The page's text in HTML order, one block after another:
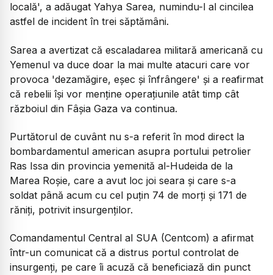
locală', a adăugat Yahya Sarea, numindu-l al cincilea
astfel de incident în trei săptămâni.
Sarea a avertizat că escaladarea militară americană cu
Yemenul va duce doar la mai multe atacuri care vor
provoca 'dezamăgire, eșec și înfrângere' și a reafirmat
că rebelii își vor menține operațiunile atât timp cât
războiul din Fâșia Gaza va continua.
Purtătorul de cuvânt nu s-a referit în mod direct la
bombardamentul american asupra portului petrolier
Ras Issa din provincia yemenită al-Hudeida de la
Marea Roșie, care a avut loc joi seara și care s-a
soldat până acum cu cel puțin 74 de morți și 171 de
răniți, potrivit insurgenților.
Comandamentul Central al SUA (Centcom) a afirmat
într-un comunicat că a distrus portul controlat de
insurgenți, pe care îi acuză că beneficiază din punct